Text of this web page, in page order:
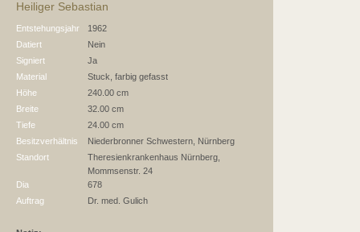
Heiliger Sebastian
Entstehungsjahr
1962
Datiert
Nein
Signiert
Ja
Material
Stuck, farbig gefasst
Höhe
240.00 cm
Breite
32.00 cm
Tiefe
24.00 cm
Besitzverhältnis
Niederbronner Schwestern, Nürnberg
Standort
Theresienkrankenhaus Nürnberg,
Mommsenstr. 24
Dia
678
Auftrag
Dr. med. Gulich